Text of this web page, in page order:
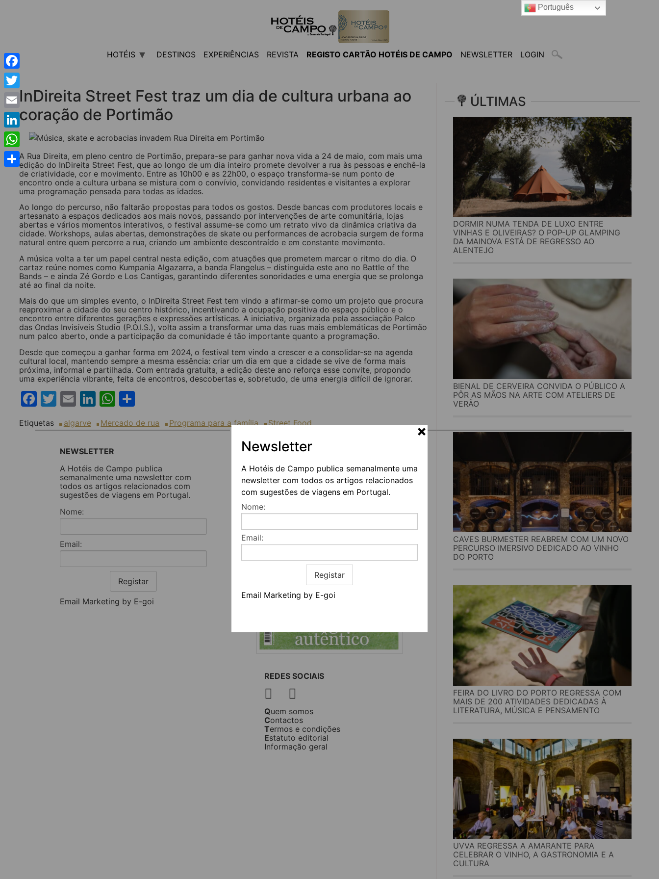
Newsletter
A Hotéis de Campo publica semanalmente uma
newsletter com todos os artigos relacionados
com sugestões de viagens em Portugal.
Nome:
Email:
Registar
Email Marketing by E-goi
HOTÉIS DESTINOS EXPERIÊNCIAS REVISTA REGISTO CARTÃO HOTÉIS DE CAMPO NEWSLETTER LOGIN
InDireita Street Fest traz um dia de cultura urbana ao
coração de Portimão
A Rua Direita, em pleno centro de Portimão, prepara-se para ganhar nova vida a 24 de maio, com mais uma
edição do InDireita Street Fest, que ao longo de um dia inteiro promete devolver a rua às pessoas e enchê-la
de criatividade, cor e movimento. Entre as 10h00 e as 22h00, o espaço transforma-se num ponto de
encontro onde a cultura urbana se mistura com o convívio, convidando residentes e visitantes a explorar
uma programação pensada para todas as idades.
Ao longo do percurso, não faltarão propostas para todos os gostos. Desde bancas com produtores locais e
artesanato a espaços dedicados aos mais novos, passando por intervenções de arte comunitária, lojas
abertas e vários momentos interativos, o festival assume-se como um retrato vivo da dinâmica criativa da
cidade. Workshops, aulas abertas, demonstrações de skate ou performances de acrobacia surgem de forma
natural entre quem percorre a rua, criando um ambiente descontraído e em constante movimento.
A música volta a ter um papel central nesta edição, com atuações que prometem marcar o ritmo do dia. O
cartaz reúne nomes como Kumpania Algazarra, a banda Flangelus – distinguida este ano no Battle of the
Bands – e ainda Zé Gordo e Los Cantigas, garantindo diferentes sonoridades e uma energia que se prolonga
até ao final da noite.
Mais do que um simples evento, o InDireita Street Fest tem vindo a afirmar-se como um projeto que procura
reaproximar a cidade do seu centro histórico, incentivando a ocupação positiva do espaço público e o
encontro entre diferentes gerações e expressões artísticas. A iniciativa, organizada pela associação Palco
das Ondas Invisíveis Studio (P.O.I.S.), volta assim a transformar uma das ruas mais emblemáticas de Portimão
num palco aberto, onde a participação da comunidade é tão importante quanto a programação.
Desde que começou a ganhar forma em 2024, o festival tem vindo a crescer e a consolidar-se na agenda
cultural local, mantendo sempre a mesma essência: criar um dia em que a cidade se vive de forma mais
próxima, informal e partilhada. Com entrada gratuita, a edição deste ano reforça esse convite, propondo
uma experiência vibrante, feita de encontros, descobertas e, sobretudo, de uma energia difícil de ignorar.
Facebook
Twitter
EmailLinkedIn
WhatsApp
Etiquetas algarve Mercado de rua Programa para a família Street Food
ÚLTIMAS
DORMIR NUMA TENDA DE LUXO ENTRE
VINHAS E OLIVEIRAS? O POP-UP GLAMPING
DA MAINOVA ESTÁ DE REGRESSO AO
ALENTEJO
BIENAL DE CERVEIRA CONVIDA O PÚBLICO A
PÔR AS MÃOS NA ARTE COM ATELIERS DE
VERÃO
CAVES BURMESTER REABREM COM UM NOVO
PERCURSO IMERSIVO DEDICADO AO VINHO
DO PORTO
FEIRA DO LIVRO DO PORTO REGRESSA COM
MAIS DE 200 ATIVIDADES DEDICADAS À
LITERATURA, MÚSICA E PENSAMENTO
UVVA REGRESSA A AMARANTE PARA
CELEBRAR O VINHO, A GASTRONOMIA E A
CULTURA
NEWSLETTER
A Hotéis de Campo publica
semanalmente uma newsletter com
todos os artigos relacionados com
sugestões de viagens em Portugal.
Nome:
Email:
Registar
Email Marketing by E-goi
REVISTA
REDES SOCIAIS
Quem somos
Contactos
Termos e condições
Estatuto editorial
Informação geral
Facebook
Twitter
Email
LinkedIn
WhatsApp
Share
Português